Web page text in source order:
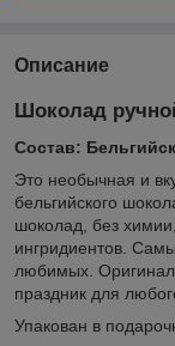
Описание
Шоколад
Состав:
Это необычная и
бельгийского
шоколад, без
ингридиентов.
любимых.
праздник для
Упакован в